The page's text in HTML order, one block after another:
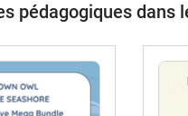
pédagogiques dans